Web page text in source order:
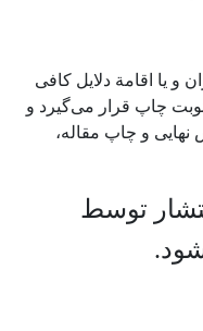
و یا اقامة دلایل کافی
نوبت چاپ قرار می‌گیرد و
و چاپ مقاله،
توسط